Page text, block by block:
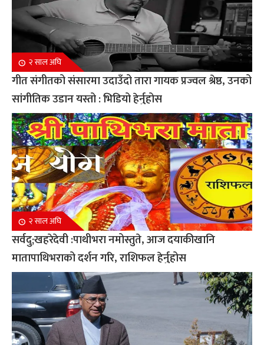
२ साल अघि
गीत संगीतको संसारमा उदाउँदो तारा गायक प्रज्वल श्रेष्ठ, उनको
सांगीतिक उडान यस्तो : भिडियो हेर्नुहोस
२ साल अघि
सर्वदु;खहरेदेवी :पाथीभरा नमोस्तुते, आज दयाकीखानि
मातापाथिभराको दर्शन गरि, राशिफल हेर्नुहोस